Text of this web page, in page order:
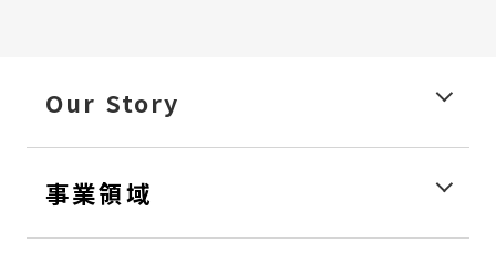
Our Story
事業領域